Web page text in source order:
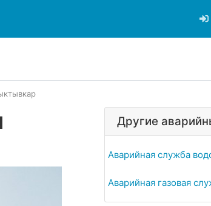
Другие
Аварийная служба
Аварийная газовая